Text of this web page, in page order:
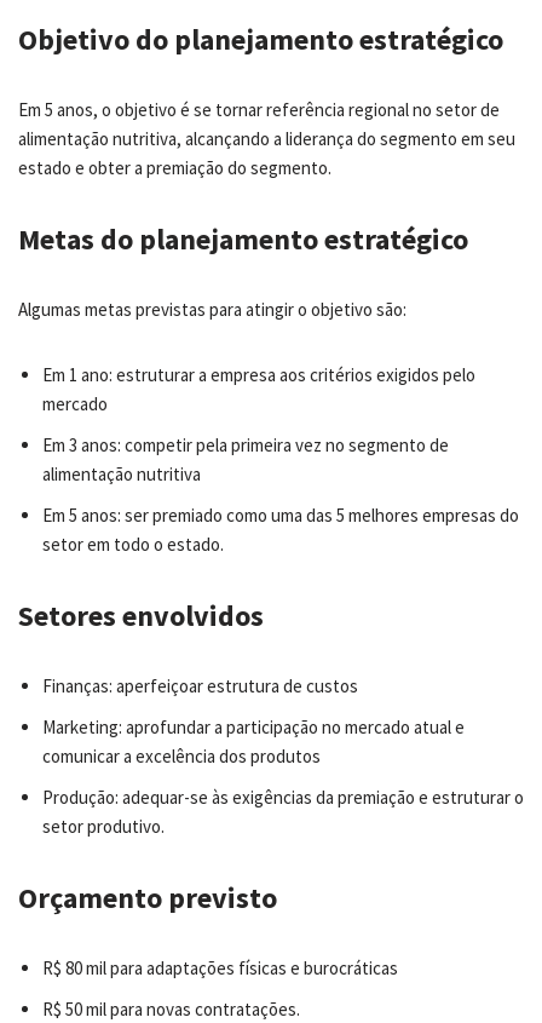
Objetivo do planejamento estratégico
Em 5 anos, o objetivo é se tornar referência regional no setor de
alimentação nutritiva, alcançando a liderança do segmento em seu
estado e obter a premiação do segmento.
Metas do planejamento estratégico
Algumas metas previstas para atingir o objetivo são:
Em 1 ano: estruturar a empresa aos critérios exigidos pelo
mercado
Em 3 anos: competir pela primeira vez no segmento de
alimentação nutritiva
Em 5 anos: ser premiado como uma das 5 melhores empresas do
setor em todo o estado.
Setores envolvidos
Finanças: aperfeiçoar estrutura de custos
Marketing: aprofundar a participação no mercado atual e
comunicar a excelência dos produtos
Produção: adequar-se às exigências da premiação e estruturar o
setor produtivo.
Orçamento previsto
R$ 80 mil para adaptações físicas e burocráticas
R$ 50 mil para novas contratações.